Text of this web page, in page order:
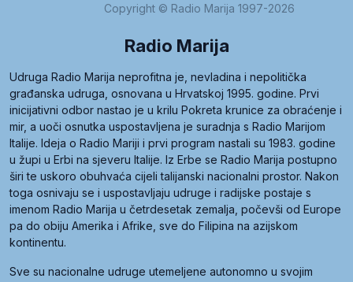
Copyright © Radio Marija 1997-2026
Radio Marija
Udruga Radio Marija neprofitna je, nevladina i nepolitička
građanska udruga, osnovana u Hrvatskoj 1995. godine. Prvi
inicijativni odbor nastao je u krilu Pokreta krunice za obraćenje i
mir, a uoči osnutka uspostavljena je suradnja s Radio Marijom
Italije. Ideja o Radio Mariji i prvi program nastali su 1983. godine
u župi u Erbi na sjeveru Italije. Iz Erbe se Radio Marija postupno
širi te uskoro obuhvaća cijeli talijanski nacionalni prostor. Nakon
toga osnivaju se i uspostavljaju udruge i radijske postaje s
imenom Radio Marija u četrdesetak zemalja, počevši od Europe
pa do obiju Amerika i Afrike, sve do Filipina na azijskom
kontinentu.
Sve su nacionalne udruge utemeljene autonomno u svojim